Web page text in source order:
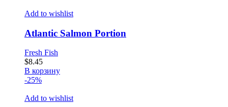
Add to wishlist
Atlantic Salmon Portion
Fresh Fish
$8.45
В корзину
-25%
Add to wishlist